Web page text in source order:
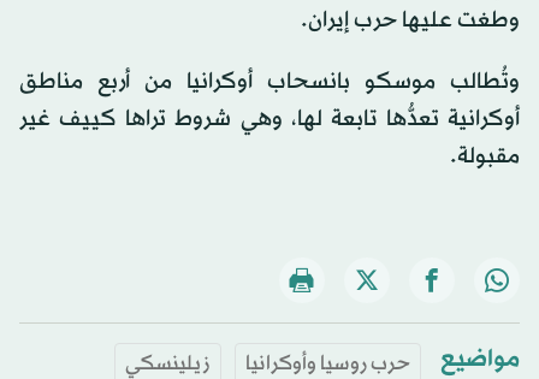
وطغت عليها حرب إيران.
وتُطالب موسكو بانسحاب أوكرانيا من أربع مناطق
أوكرانية تعدُّها تابعة لها، وهي شروط تراها كييف غير
مقبولة.
مواضيع حرب روسيا وأوكرانيا
زيلينسكي